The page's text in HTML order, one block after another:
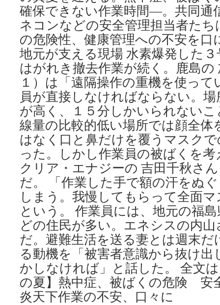
上
昇
事
故
後
最
高
値
via
中
日
新
聞
確保できない作業時間―。共同通
ネコンなどの安全管理担当者た
の危険性、健康管理への不安を
地元が支える現場 水素爆発した
はがれき撤去作業が続く。鹿島の
１）は「遠隔操作の重機を使っ
員が直接しなければならない。
が高く、１５分しかいられない
線量の比較的低い場所では顔全体
はなく口と鼻だけを覆うマスク
った。しかし作業員の被ばくを
クリア・エナジーの 吉田千秋さ
だ。 「作業した手で額の汗をぬ
しまう。我慢してもらって全面
という。 作業員には、地元の福
どの住民が多い。エネシスの内
だ。避難生活を送る妻とは週末
る動機を「被害者意識から抜け
かしなければ」と話した。 全文
の夏】熱中症、被ばくの危険 安
炎天下作業の不安、口々に